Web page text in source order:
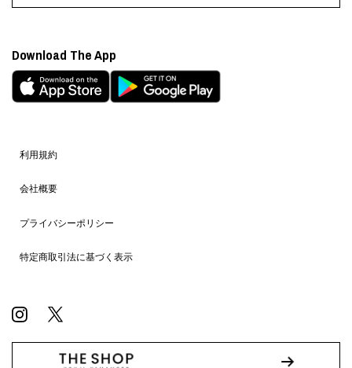
利用規約
会社概要
プライバシーポリシー
特定商取引法に基づく表示
Download The App